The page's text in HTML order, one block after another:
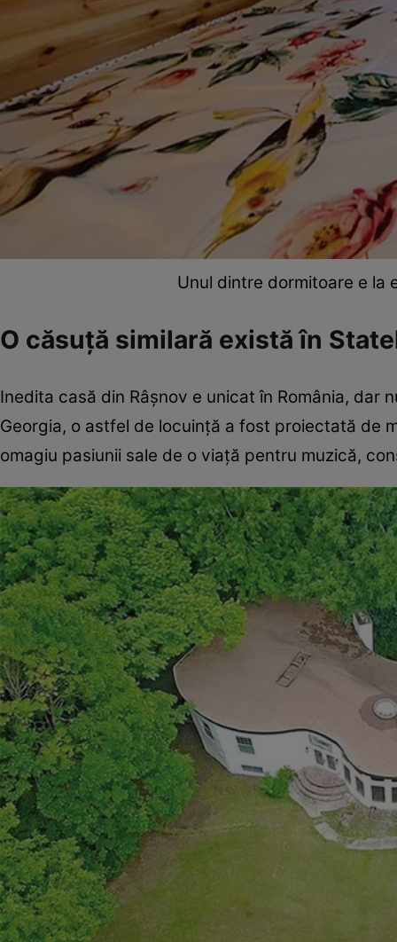
Unul dintre dormitoare e la
O căsuță similară există în
Inedita casă din Râșnov e unicat în România, dar
Georgia, o astfel de locuință a fost proiectată de
omagiu pasiunii sale de o viaţă pentru muzică,